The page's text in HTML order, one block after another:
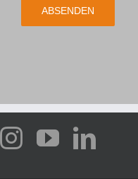
Webshop
Deutsch